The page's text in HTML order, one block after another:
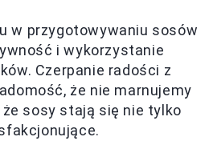
w przygotowywaniu sosów
i wykorzystanie
Czerpanie radości z
że nie marnujemy
że sosy stają się nie tylko